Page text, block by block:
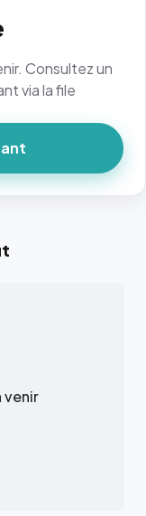
venir
Consultez un
via la file